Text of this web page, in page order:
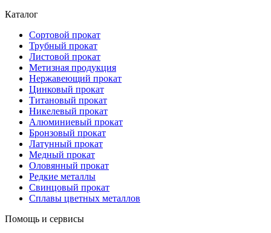
Каталог
Сортовой прокат
Трубный прокат
Листовой прокат
Метизная продукция
Нержавеющий прокат
Цинковый прокат
Титановый прокат
Никелевый прокат
Алюминиевый прокат
Бронзовый прокат
Латунный прокат
Медный прокат
Оловянный прокат
Редкие металлы
Свинцовый прокат
Сплавы цветных металлов
Помощь и сервисы